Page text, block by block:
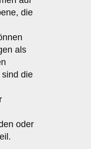
die
als
die
oder